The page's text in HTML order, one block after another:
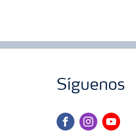
Síguenos
facebookinstagram
youtube